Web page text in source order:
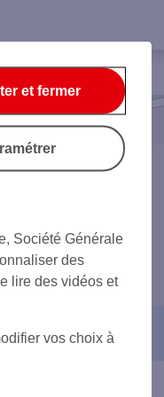
Société Générale
des
lire des vidéos et
vos choix à
et fermer